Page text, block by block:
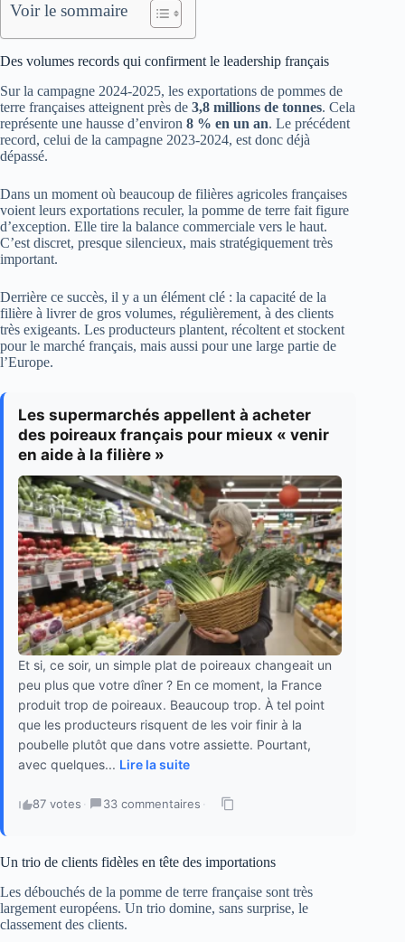
Voir le sommaire
Des volumes records qui confirment le leadership français
Sur la campagne 2024-2025, les exportations de pommes de
terre françaises atteignent près de 3,8 millions de tonnes. Cela
représente une hausse d’environ 8 % en un an. Le précédent
record, celui de la campagne 2023-2024, est donc déjà
dépassé.
Dans un moment où beaucoup de filières agricoles françaises
voient leurs exportations reculer, la pomme de terre fait figure
d’exception. Elle tire la balance commerciale vers le haut.
C’est discret, presque silencieux, mais stratégiquement très
important.
Derrière ce succès, il y a un élément clé : la capacité de la
filière à livrer de gros volumes, régulièrement, à des clients
très exigeants. Les producteurs plantent, récoltent et stockent
pour le marché français, mais aussi pour une large partie de
l’Europe.
Les supermarchés appellent à acheter
des poireaux français pour mieux « venir
en aide à la filière »
Et si, ce soir, un simple plat de poireaux changeait un
peu plus que votre dîner ? En ce moment, la France
produit trop de poireaux. Beaucoup trop. À tel point
que les producteurs risquent de les voir finir à la
poubelle plutôt que dans votre assiette. Pourtant,
avec quelques... Lire la suite
87 votes · 33 commentaires ·
Un trio de clients fidèles en tête des importations
Les débouchés de la pomme de terre française sont très
largement européens. Un trio domine, sans surprise, le
classement des clients.